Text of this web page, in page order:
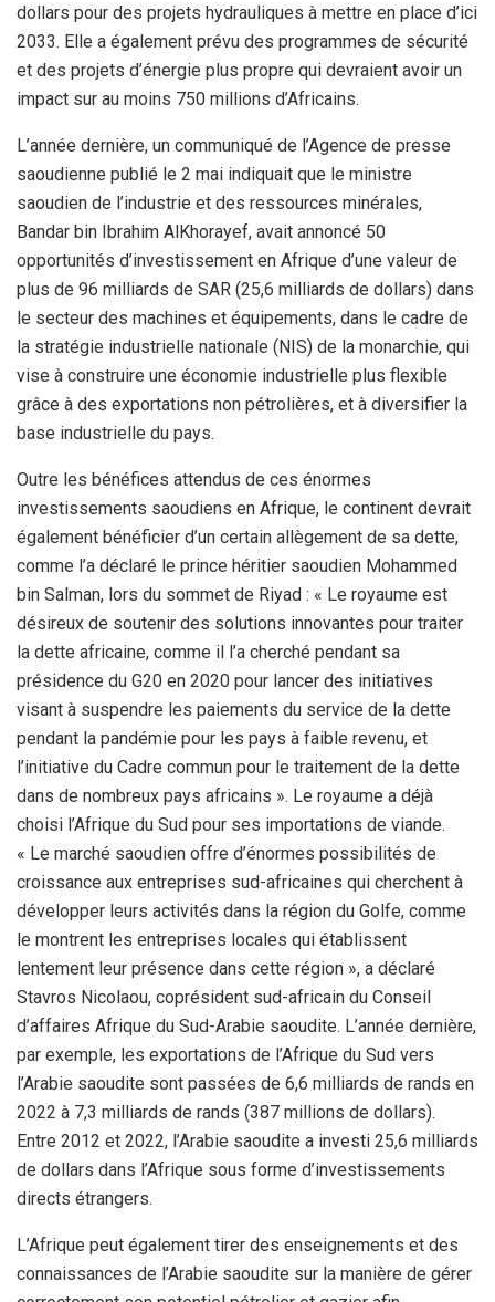
dollars pour des projets hydrauliques à mettre en place d’ici
2033. Elle a également prévu des programmes de sécurité
et des projets d’énergie plus propre qui devraient avoir un
impact sur au moins 750 millions d’Africains.
L’année dernière, un communiqué de l’Agence de presse
saoudienne publié le 2 mai indiquait que le ministre
saoudien de l’industrie et des ressources minérales,
Bandar bin Ibrahim AlKhorayef, avait annoncé 50
opportunités d’investissement en Afrique d’une valeur de
plus de 96 milliards de SAR (25,6 milliards de dollars) dans
le secteur des machines et équipements, dans le cadre de
la stratégie industrielle nationale (NIS) de la monarchie, qui
vise à construire une économie industrielle plus flexible
grâce à des exportations non pétrolières, et à diversifier la
base industrielle du pays.
Outre les bénéfices attendus de ces énormes
investissements saoudiens en Afrique, le continent devrait
également bénéficier d’un certain allègement de sa dette,
comme l’a déclaré le prince héritier saoudien Mohammed
bin Salman, lors du sommet de Riyad : « Le royaume est
désireux de soutenir des solutions innovantes pour traiter
la dette africaine, comme il l’a cherché pendant sa
présidence du G20 en 2020 pour lancer des initiatives
visant à suspendre les paiements du service de la dette
pendant la pandémie pour les pays à faible revenu, et
l’initiative du Cadre commun pour le traitement de la dette
dans de nombreux pays africains ». Le royaume a déjà
choisi l’Afrique du Sud pour ses importations de viande.
« Le marché saoudien offre d’énormes possibilités de
croissance aux entreprises sud-africaines qui cherchent à
développer leurs activités dans la région du Golfe, comme
le montrent les entreprises locales qui établissent
lentement leur présence dans cette région », a déclaré
Stavros Nicolaou, coprésident sud-africain du Conseil
d’affaires Afrique du Sud-Arabie saoudite. L’année dernière,
par exemple, les exportations de l’Afrique du Sud vers
l’Arabie saoudite sont passées de 6,6 milliards de rands en
2022 à 7,3 milliards de rands (387 millions de dollars).
Entre 2012 et 2022, l’Arabie saoudite a investi 25,6 milliards
de dollars dans l’Afrique sous forme d’investissements
directs étrangers.
L’Afrique peut également tirer des enseignements et des
connaissances de l’Arabie saoudite sur la manière de gérer